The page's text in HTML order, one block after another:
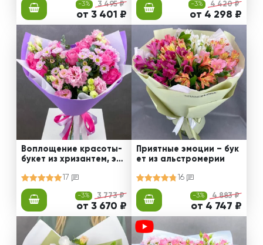
-3% 3 495 ₽
от 3 401 ₽
-3% 4 420 ₽
от 4 298 ₽
Воплощение красоты-
букет из хризантем, эус
17
-3% 3 773 ₽
от 3 670 ₽
Приятные эмоции – бук
ет из альстромерии
16
-3% 4 883 ₽
от 4 747 ₽